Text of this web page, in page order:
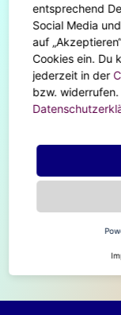
BODY & SOUL
Be a hero
entsprechend
Social Media
auf
Cookies ein. Du
jederzeit in der
bzw.